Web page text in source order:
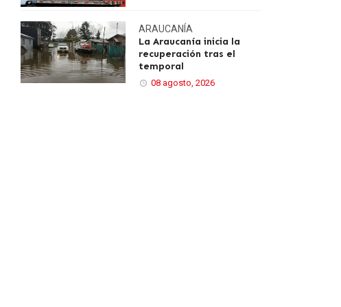
ARAUCANÍA
La Araucanía inicia la
recuperación tras el
temporal
08 agosto, 2026